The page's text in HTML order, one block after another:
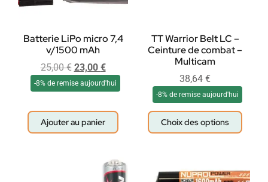
Batterie LiPo micro 7,4
v/1500 mAh
25,00€ 23,00 €
-8% de remise aujourd'hui
Ajouter au panier
TT Warrior Belt LC –
Ceinture de combat –
Multicam
38,64 €
-8% de remise aujourd'hui
Choix des options